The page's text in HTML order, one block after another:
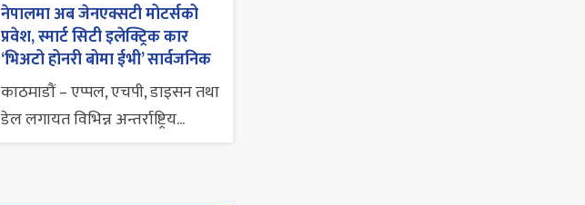
नेपालमा अब जेनएक्सटी मोटर्सको
प्रवेश, स्मार्ट सिटी इलेक्ट्रिक कार
‘भिअटो होनरी बोमा ईभी’ सार्वजनिक
काठमाडौं – एप्पल, एचपी, डाइसन तथा
डेल लगायत विभिन्न अन्तर्राष्ट्रिय...